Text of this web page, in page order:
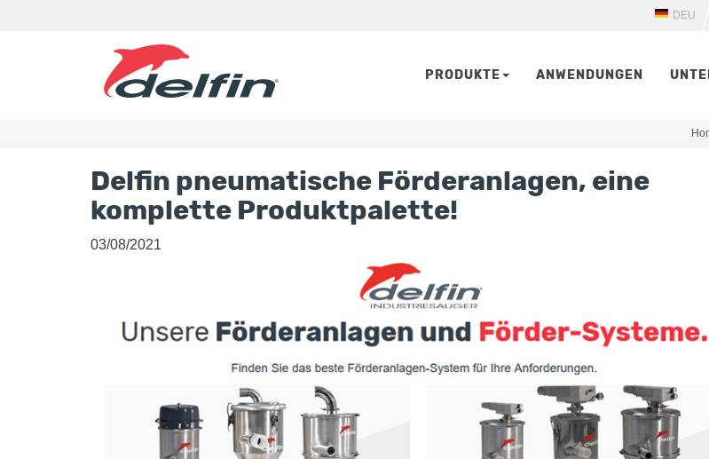
DEU
PRODUKTE ANWENDUNGEN
Delfin pneumatische Förderanlagen, eine
komplette Produktpalette!
03/08/2021